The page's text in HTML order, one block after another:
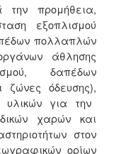
προμήθεια,
εξοπλισμού
πολλαπλών
άθλησης
δαπέδων
ζώνες όδευσης),
για την
χαρών και
στον
ορίων